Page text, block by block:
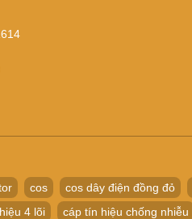
cos cos dây điện đồng đỏ
4 lõi cáp tín hiệu chống nhiễu